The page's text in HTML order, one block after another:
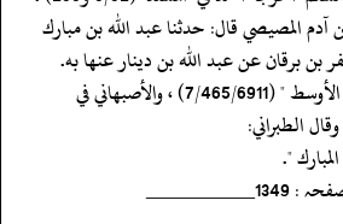
آدم المصيصي قال: حدثنا عبد الله بن مبارك
برقان عن عبد الله بن دينار عنها به.
‏‏‏‏أخرجه الطبراني في "المعجم الأوسط " (7/465/6911) ، والأصبهاني في
".